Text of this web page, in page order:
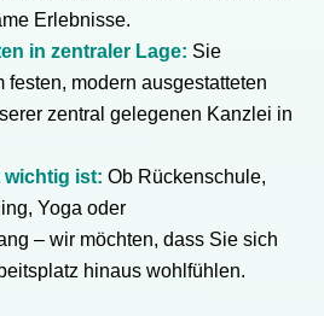
Erlebnisse.
in zentraler Lage: Sie
festen, modern ausgestatteten
zentral gelegenen Kanzlei in
wichtig ist: Ob Rückenschule,
Yoga oder
– wir möchten, dass Sie sich
hinaus wohlfühlen.